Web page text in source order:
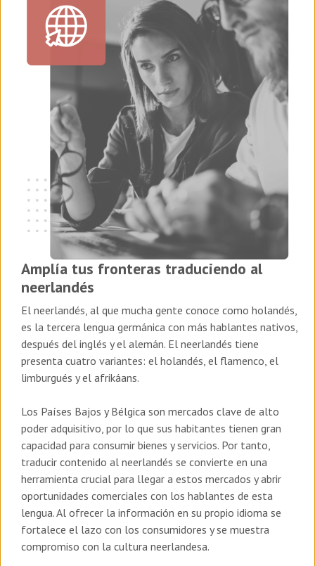
Amplía tus fronteras traduciendo al
neerlandés
El neerlandés, al que mucha gente conoce como holandés,
es la tercera lengua germánica con más hablantes nativos,
después del inglés y el alemán. El neerlandés tiene
presenta cuatro variantes: el holandés, el flamenco, el
limburgués y el afrikáans.
Los Países Bajos y Bélgica son mercados clave de alto
poder adquisitivo, por lo que sus habitantes tienen gran
capacidad para consumir bienes y servicios. Por tanto,
traducir contenido al neerlandés se convierte en una
herramienta crucial para llegar a estos mercados y abrir
oportunidades comerciales con los hablantes de esta
lengua. Al ofrecer la información en su propio idioma se
fortalece el lazo con los consumidores y se muestra
compromiso con la cultura neerlandesa.